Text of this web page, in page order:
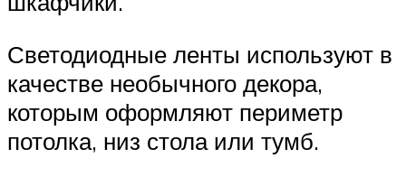
Светодиодные ленты используют в
качестве необычного декора,
которым оформляют периметр
потолка, низ стола или тумб.